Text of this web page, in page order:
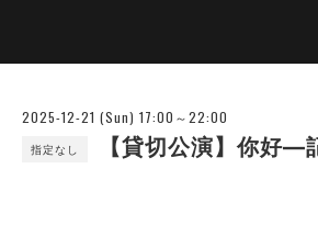
2025-12-21 (Sun) 17:00～22:00
指定なし 【貸切公演】你好―